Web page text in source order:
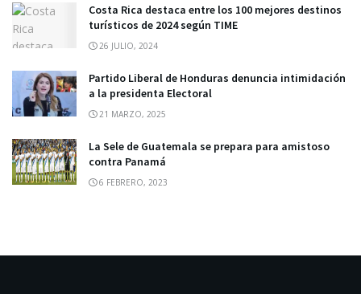
Costa Rica destaca entre los 100 mejores destinos
turísticos de 2024 según TIME
26 JULIO, 2024
Partido Liberal de Honduras denuncia intimidación
a la presidenta Electoral
21 MARZO, 2025
La Sele de Guatemala se prepara para amistoso
contra Panamá
6 FEBRERO, 2023